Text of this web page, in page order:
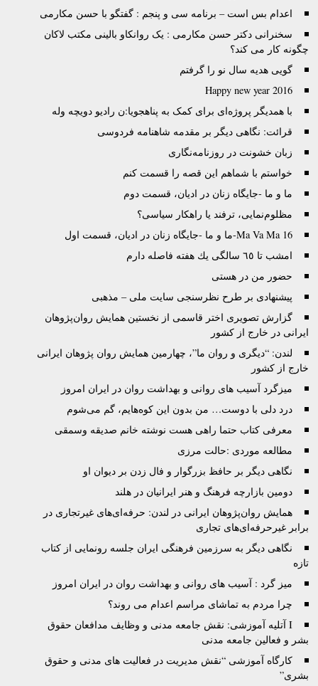
اعدام بس است – برنامه سی و پنجم : گفتگو با حسن مکارمی
سخنرانی دکتر حسن مکارمی : یک روانکاو بالینی مکتب لاکان
چگونه کار می کند؟
گویی هدیه سال نو را گرفتم
Happy new year 2016
با همدیگر پروژه‌‌ای برای کمک به پناهجویا:ن رادیو دویچه وله
قرائت: نگاهی دیگر بر مقدمه شاهنامه فردوسی
زبان خشونت در روزنامه‌نگاری
خواستم با شماهم این قصه را قسمت کنم
ما و ما -جایگاه‌ زنان در ادیان، قسمت دوم
مظلوم‌نمایی، ترفند یا راهکار سیاسی؟
Ma Va Ma 16-ما و ما -جایگاه‌ زنان در ادیان، قسمت اول
امشب تا ٦٥ سالگى يك هفته فاصله دارم
حضور من در هستی
پیشنهادی بر طرح نظرسنجی سایت ملی – مذهبی
گزارش تصويری اختر قاسمی از نخستين همايش روان‌پژوهان
ايرانی در خارج از کشور
لندن: “دیگری و روان ما”، چهارمین همایش روان پژوهان ایرانی
خارج از کشور
ميزگرد آسيب های روانی و بهداشت روان در ايران امروز
درد دلی با دوست… من بدون اين کوه‌هايم، گم می‌شوم
معرفی کتاب حتما راهی هست نوشته خانم صدیقه وسمقی
مطالعه موردی :حالت مرزی
نگاهی دیگر بر حافظ بزرگوار و فال زدن بر دیوان او
دومین بازارچه فرهنگ و هنر ایرانیان در هلند
همایش روان‌پژوهان ایرانی در لندن: حرفه‌ای‌های غیرتجاری در
برابر غیرحرفه‌ای‌های تجاری
نگاهی دیگر به سرزمین فرهنگی ایران جلسه رونمایی از کتاب
تازه
میز گرد : آسیب های روانی و بهداشت روان در ایران امروز
چرا مردم به تماشای مراسم اعدام می روند؟
I آتليه آموزشى: نقش جامعه مدنى و وظايف مدافعان حقوق
بشر و فعالين جامعه مدنى
کارگاه آموزشی “نقش مدیریت در فعالیت های مدنی و حقوق
بشری”